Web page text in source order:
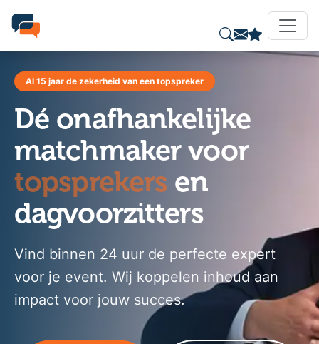
Al 15 jaar de zekerheid van een topspreker
Dé onafhankelijke
matchmaker voor
topsprekers en
dagvoorzitters
Vind binnen 24 uur de perfecte expert
voor je event. Wij koppelen inhoud aan
impact voor jouw succes.